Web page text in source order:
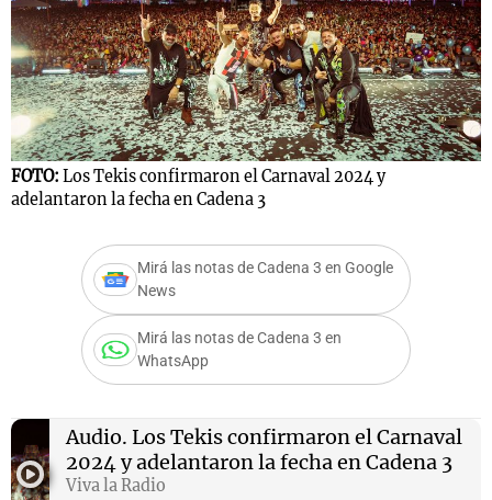
FOTO: Los Tekis confirmaron el Carnaval 2024 y
adelantaron la fecha en Cadena 3
Mirá las notas de Cadena 3 en Google
News
Mirá las notas de Cadena 3 en
WhatsApp
Audio. Los Tekis confirmaron el Carnaval
2024 y adelantaron la fecha en Cadena 3
Viva la Radio
Notas
Mundial 2026
Notas
La Sole en
Cadena 3